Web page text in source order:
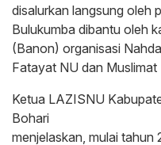
disalurkan langsung oleh
Bulukumba dibantu oleh
(Banon) organisasi
Fatayat NU dan Muslimat
Ketua LAZISNU
Bohari
menjelaskan, mulai tahun